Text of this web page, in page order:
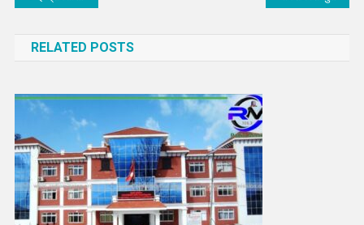
RELATED POSTS